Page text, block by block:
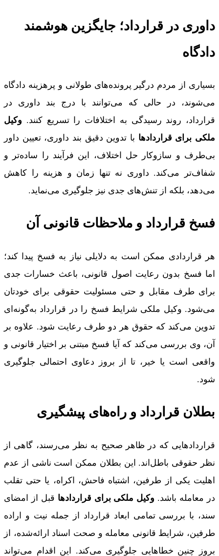
داوری در قرارداد؛ جایگزین هوشمند
دادگاه
بسیاری از مردم درگیر پرونده‌های طولانی و پرهزینه دادگاه
می‌شوند، در حالی که می‌توانند با درج بند داوری در
قرارداد، روند رسیدگی به اختلافات را تسریع کنند. وکیل
ملکی برای قراردادها با تدوین دقیق بند داوری، تعیین داور
بی‌طرف و سازوکار حل اختلاف، این فرآیند را ساده‌تر و
شفاف‌تر می‌کند. داوری نه تنها زمان و هزینه را کاهش
می‌دهد، بلکه از تنش‌های جدی نیز جلوگیری می‌نماید.
فسخ قرارداد و ملاحظات قانونی آن
هر قراردادی ممکن است به دلایلی نیاز به فسخ پیدا کند؛
اما فسخ بدون رعایت اصول قانونی، باعث خسارات جدی
برای طرف مقابل و حتی مسئولیت حقوقی برای خودتان
می‌شود. وکیل ملکی شرایط فسخ را در قرارداد به‌گونه‌ای
تدوین می‌کند که حقوق هر دو طرف رعایت شود. علاوه بر
آن، وی بررسی می‌کند که آیا فسخ مبتنی بر اختیار قانونی و
واقعی است یا خیر، تا از بروز دعاوی احتمالی جلوگیری
شود.
بطلان قرارداد و راه‌های پیشگیری
قراردادهایی که در ظاهر صحیح به نظر می‌رسند، گاهی از
نظر حقوقی باطل‌اند. این بطلان ممکن است ناشی از عدم
اهلیت یکی از طرفین، اشتباه فاحش، اکراه، یا حتی تقلب
در معامله باشد. وکیل ملکی برای قراردادها قبل از امضای
سند، با بررسی تمامی ابعاد قرارداد از جمله نیت و اراده
طرفین، شرایط قانونی معامله و صحت اسناد ارائه‌شده، از
بروز چنین خطاهایی جلوگیری می‌کند. این اقدام می‌تواند